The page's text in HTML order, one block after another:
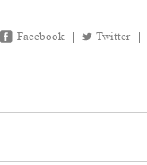
Facebook Twitter